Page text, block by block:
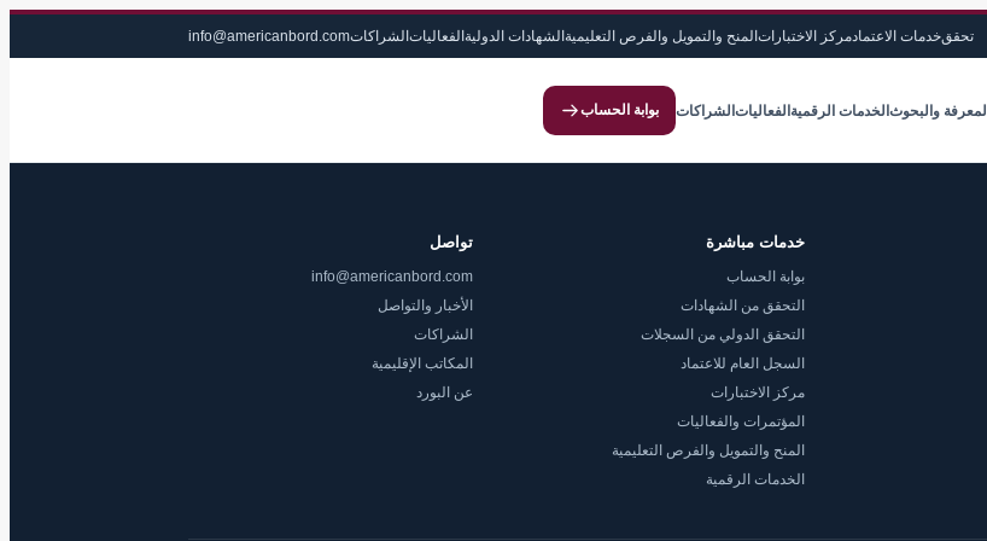
تحققخدمات الاعتمادمركز الاختبارات المنح والتمويل والفرص التعليمية الشهادات الدولية الفعاليات الشراكاتinfo@americanbord.com
المعرفة والبحوث الخدمات الرقمية الفعاليات الشراكات بوابة الحساب
خدمات مباشرة
بوابة الحساب
التحقق من الشهادات
التحقق الدولي من السجلات
السجل العام للاعتماد
مركز الاختبارات
المؤتمرات والفعاليات
المنح والتمويل والفرص التعليمية
الخدمات الرقمية
تواصل
info@americanbord.com
الأخبار والتواصل
الشراكات
المكاتب الإقليمية
عن البورد